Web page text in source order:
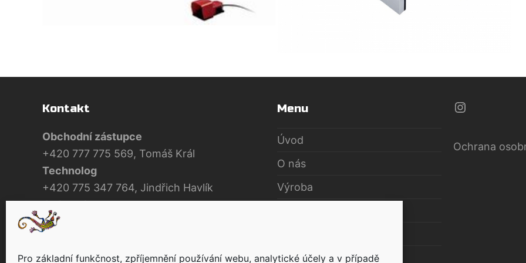
Pro základní funkčnost, zpříjemnění používání webu, analytické účely a v případě
Kontakt
Obchodní zástupce
+420 777 775 569, Tomáš Král
Technolog
+420 775 347 764, Jindřich Havlík
Jednatel
+420 777 806 809, Jan Smejkal
obchod@samolepky.cz
Menu
Úvod
O nás
Výroba
Poradna
https://
Ochrana